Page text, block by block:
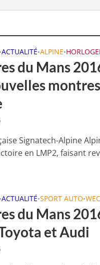
•ACTUALITÉ•ALPINE•
du Mans
Signatech-Alpine
en LMP2, faisant
•ACTUALITÉ•SPORT AUTO•
du Mans
et Audi